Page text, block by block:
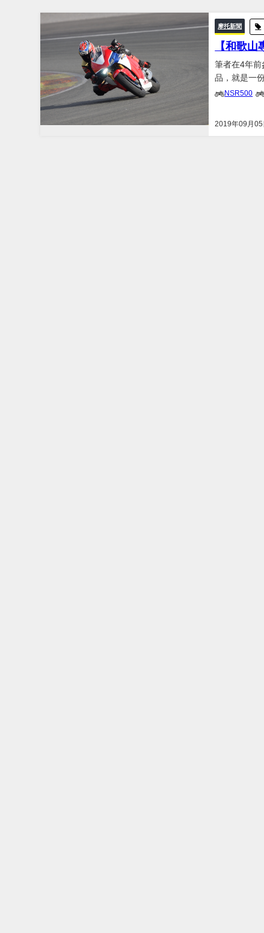
摩托新聞
【和歌
2019年09月05
筆者在4年前
品，就是一
徵。 鈦合金是賽車最基本的零件 就算是市售車款，高性能引擎的進、排汽門及活塞連桿採用NSR500